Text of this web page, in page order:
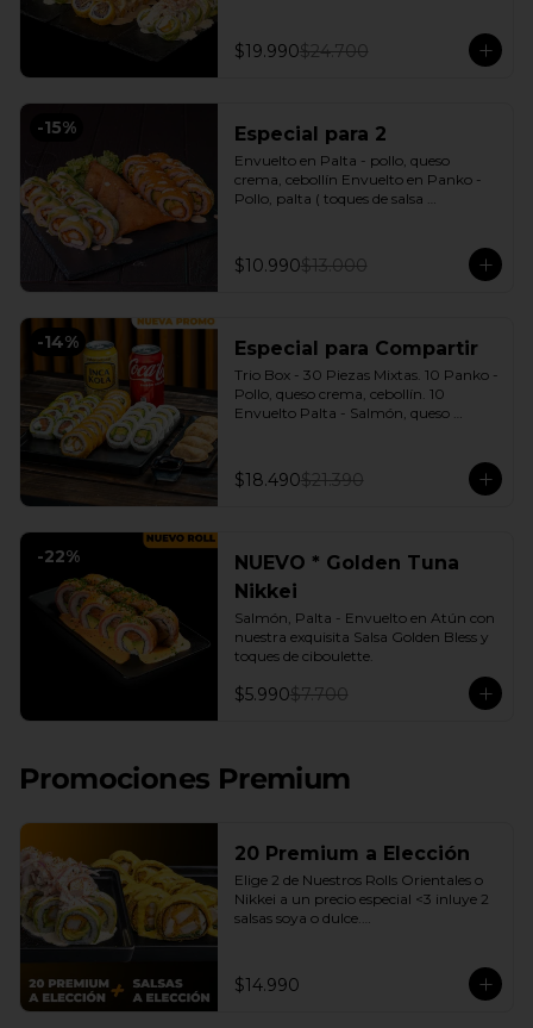
$19.990$24.700
-15% Especial para 2
Envuelto en Palta - pollo, queso
crema, cebollín Envuelto en Panko -
Pollo, palta ( toques de salsa
2 Salsa soya
$10.990$13.000
-14% Especial para Compartir
Trio Box - 30 Piezas Mixtas. 10 Panko -
Pollo, queso crema, cebollín. 10
Envuelto Palta - Salmón, queso
2 Bebidas Elección | 3 Salsas a Elección
Soya o Agridulce Bless.
$18.490$21.390
-22%
NUEVO * Golden Tuna
Nikkei
Salmón, Palta - Envuelto en Atún con
nuestra exquisita Salsa Golden Bless y
toques de ciboulette.
$5.990$7.700
Promociones Premium
20 Premium a Elección
Elige 2 de Nuestros Rolls Orientales o
Nikkei a un precio especial <3 inluye 2
salsas soya o dulce.
$14.990